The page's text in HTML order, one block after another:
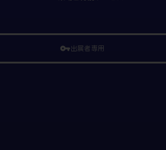
vpn_key出展者専用